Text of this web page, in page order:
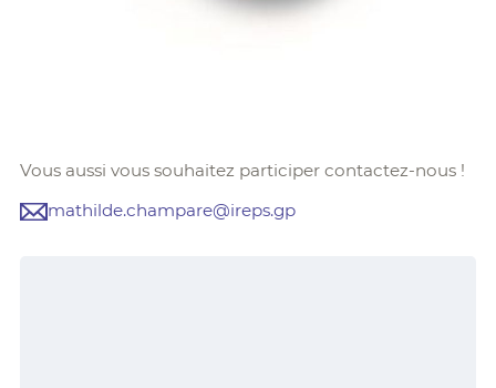
Vous aussi vous souhaitez participer contactez-nous !
mathilde.champare@ireps.gp